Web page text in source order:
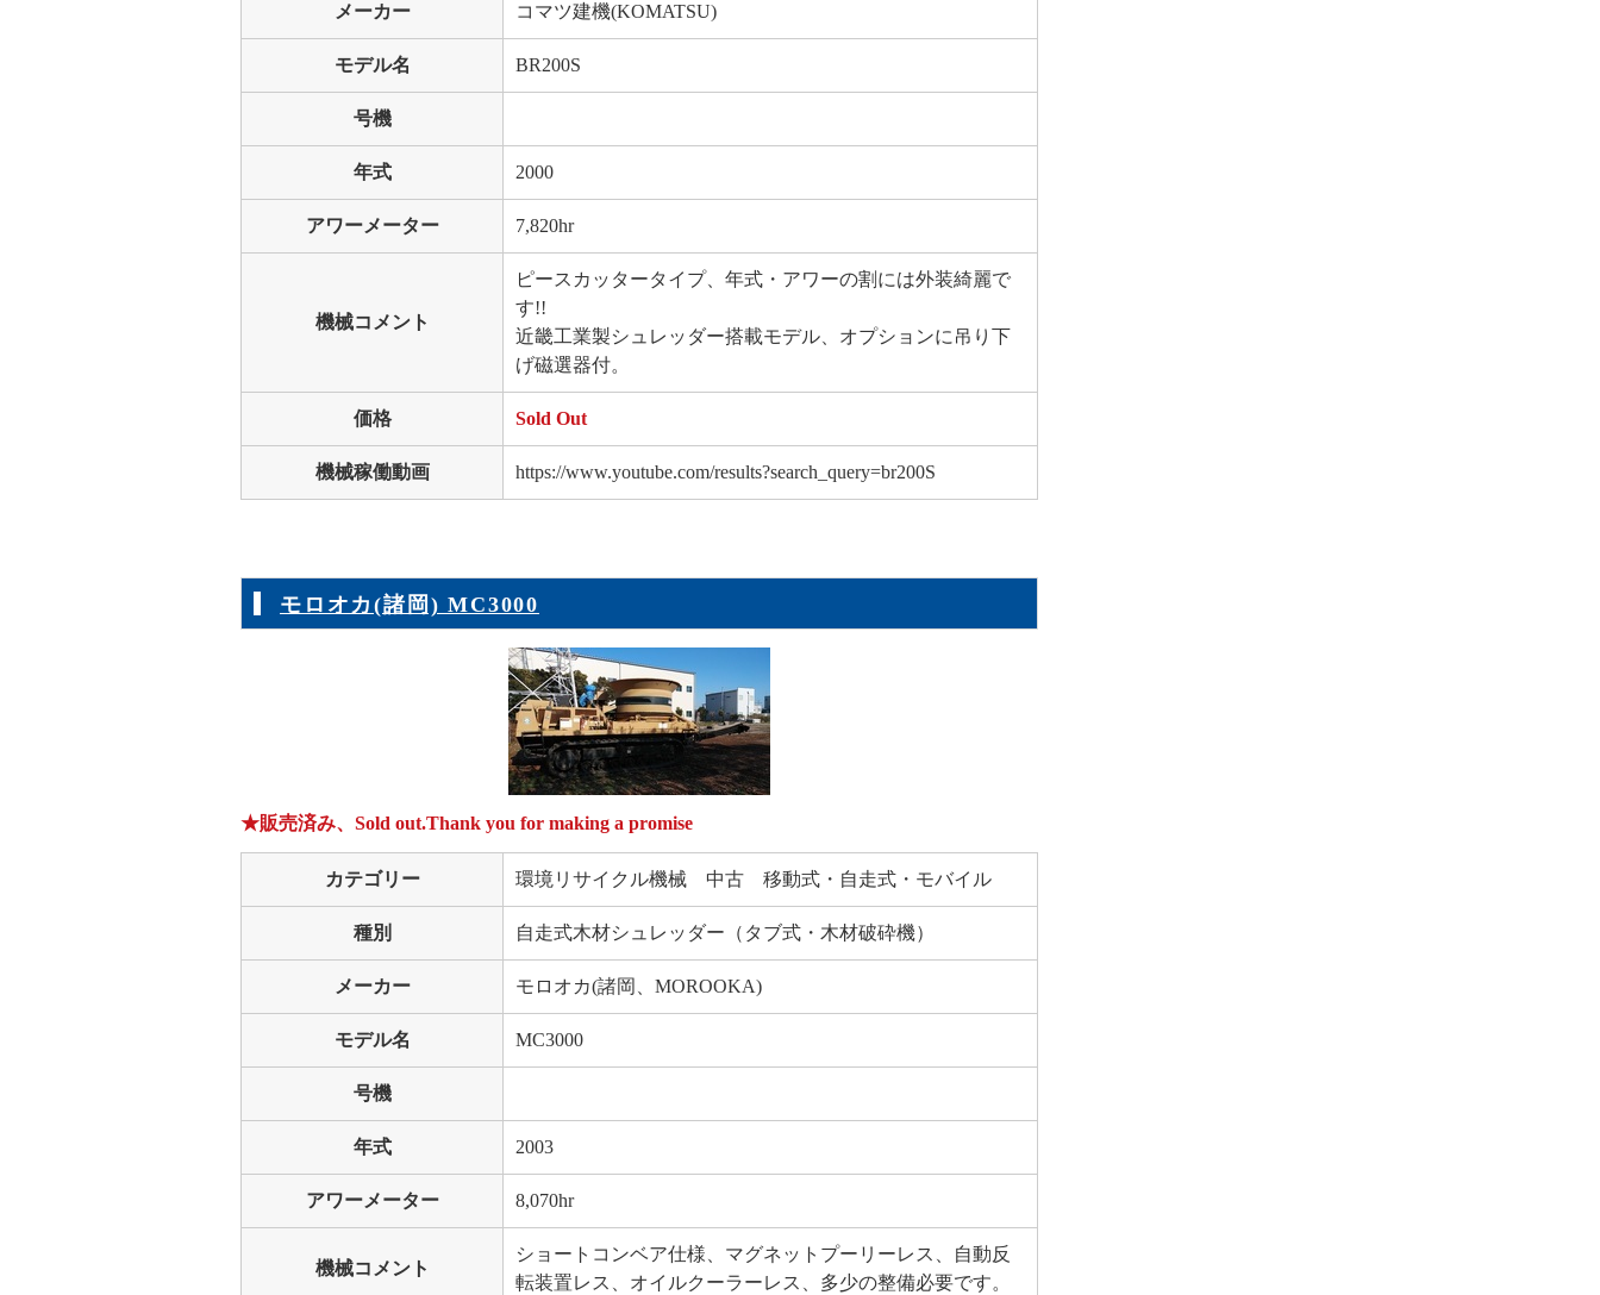
メーカー コマツ建機(KOMATSU)
モデル名 BR200S
号機
年式 2000
アワーメーター 7,820hr
機械コメント
ピースカッタータイプ、年式・アワーの割には外装綺麗で
す!!
近畿工業製シュレッダー搭載モデル、オプションに吊り下
げ磁選器付。
価格 Sold Out
機械稼働動画 https://www.youtube.com/results?search_query=br200S
モロオカ(諸岡) MC3000
★販売済み、Sold out.Thank you for making a promise
カテゴリー 環境リサイクル機械 中古 移動式・自走式・モバイル
種別 自走式木材シュレッダー（タブ式・木材破砕機）
メーカー モロオカ(諸岡、MOROOKA)
モデル名 MC3000
号機
年式 2003
アワーメーター 8,070hr
機械コメント
ショートコンベア仕様、マグネットプーリーレス、自動反
転装置レス、オイルクーラーレス、多少の整備必要です。